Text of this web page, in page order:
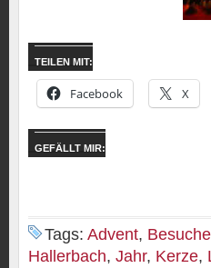
TEILEN MIT:
Facebook X
GEFÄLLT MIR:
Tags: Advent,
Hallerbach, Jahr, Kerze,